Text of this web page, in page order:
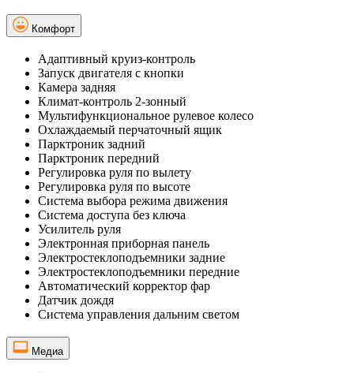
Комфорт
Адаптивный круиз-контроль
Запуск двигателя с кнопки
Камера задняя
Климат-контроль 2-зонный
Мультифункциональное рулевое колесо
Охлаждаемый перчаточный ящик
Парктроник задний
Парктроник передний
Регулировка руля по вылету
Регулировка руля по высоте
Система выбора режима движения
Система доступа без ключа
Усилитель руля
Электронная приборная панель
Электростеклоподъемники задние
Электростеклоподъемники передние
Автоматический корректор фар
Датчик дождя
Система управления дальним светом
Медиа